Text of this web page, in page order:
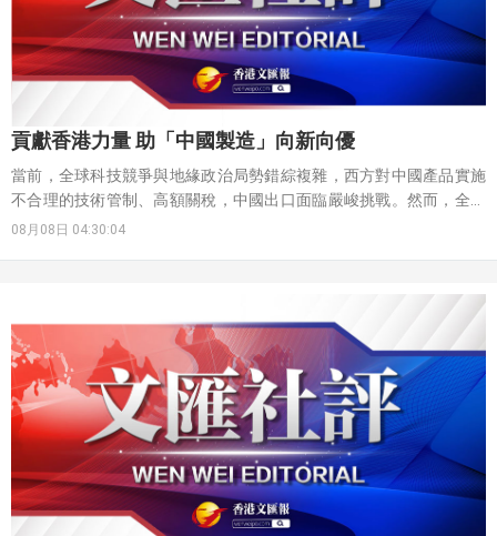
貢獻香港力量 助「中國製造」向新向優
當前，全球科技競爭與地緣政治局勢錯綜複雜，西方對中國產品實施
不合理的技術管制、高額關稅，中國出口面臨嚴峻挑戰。然而，全球
產業鏈互聯互通、技術開放共享乃不可逆轉的大趨勢。中國電動汽
完整的產業體系、超大規模市場以及強大的自主創新能力，推動科技
創新與產業創新深度融合，奠定了中國在全球創新格局中的領先地
位。
08月08日 04:30:04